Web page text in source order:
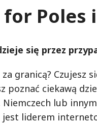
Poles
się przez
za granicą? Czujesz
poznać ciekawą
Niemczech lub
liderem